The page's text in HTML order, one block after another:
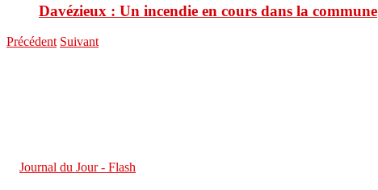
Davézieux : Un incendie en cours dans la commune
Précédent Suivant
Journal du Jour - Flash